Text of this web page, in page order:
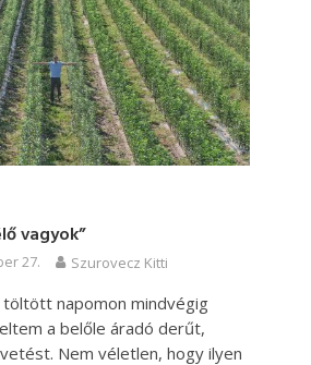
vagyok”
27. Szurovecz Kitti
töltött napomon mindvégig
a belőle áradó derűt,
Nem véletlen, hogy ilyen